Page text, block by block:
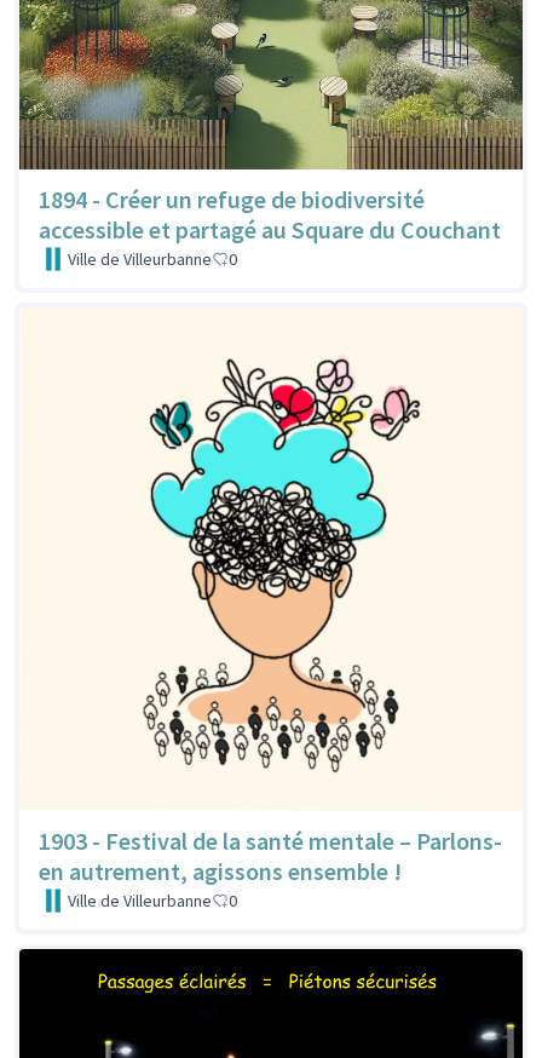
1894 - Créer un refuge de biodiversité
accessible et partagé au Square du Couchant
Ville de Villeurbanne 0
1903 - Festival de la santé mentale – Parlons-
en autrement, agissons ensemble !
Ville de Villeurbanne 0